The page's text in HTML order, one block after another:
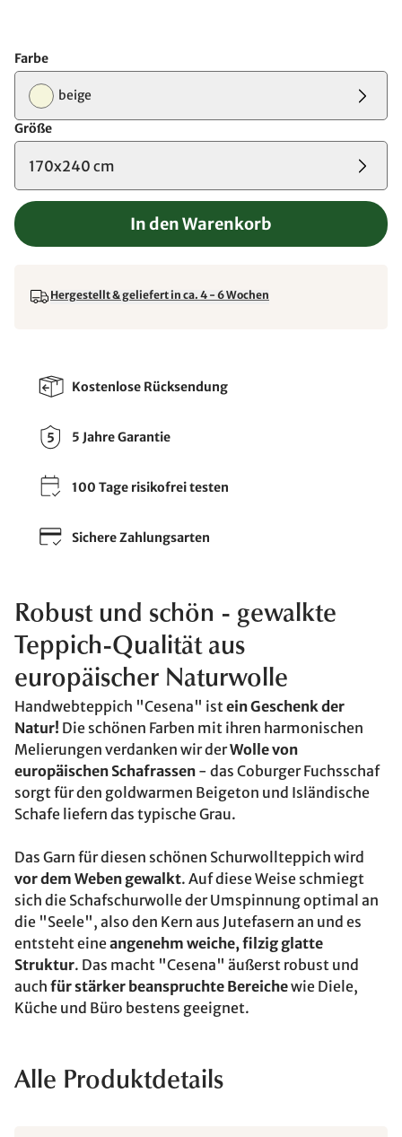
Farbe
beige
Größe
170x240 cm
In den Warenkorb
Hergestellt & geliefert in ca. 4 - 6 Wochen
Kostenlose Rücksendung
5 Jahre Garantie
100 Tage risikofrei testen
Sichere Zahlungsarten
Robust und schön - gewalkte
Teppich-Qualität aus
europäischer Naturwolle
Handwebteppich "Cesena" istein Geschenk der
Natur! Die schönen Farben mit ihren harmonischen
Melierungen verdanken wir derWolle von
europäischen Schafrassen - das Coburger Fuchsschaf
sorgt für den goldwarmen Beigeton und Isländische
Schafe liefern das typische Grau.
Das Garn für diesen schönen Schurwollteppich wird
vor dem Weben gewalkt. Auf diese Weise schmiegt
sich die Schafschurwolle der Umspinnung optimal an
die "Seele", also den Kern aus Jutefasern an und es
entsteht eineangenehm weiche, filzig glatte
Struktur. Das macht "Cesena" äußerst robust und
auch für stärker beanspruchte Bereichewie Diele,
Küche und Büro bestens geeignet.
Alle Produktdetails